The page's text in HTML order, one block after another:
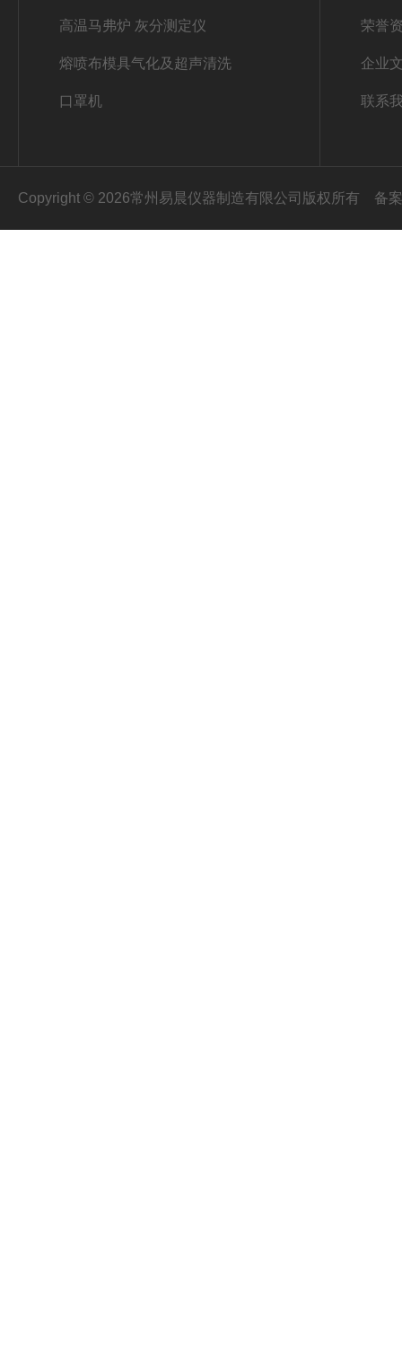
高温马弗炉 灰分测定仪
熔喷布模具气化及超声清洗
口罩机
荣誉
企业
联系
Copyright © 2026常州易晨仪器制造有限公司版权所有 备